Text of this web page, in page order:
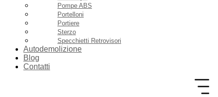
Pompe ABS
Portelloni
Portiere
Sterzo
Specchietti Retrovisori
Autodemolizione
Blog
Contatti